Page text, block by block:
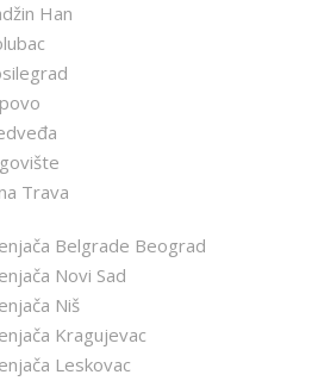
Han
Trava
Belgrade Beograd
Novi Sad
Niš
Kragujevac
Leskovac